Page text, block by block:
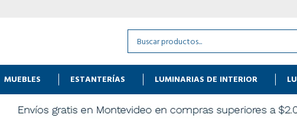
MUEBLES ESTANTERÍAS LUMINARIAS DE INTERIOR